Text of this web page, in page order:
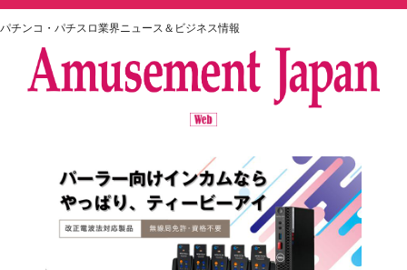
パチンコ・パチスロ業界ニュース＆ビジネス情報